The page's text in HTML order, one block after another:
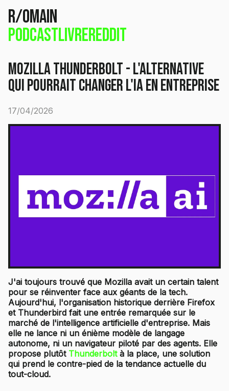
r/omain
PodcastLivreReddit
Mozilla Thunderbolt - L'alternative
qui pourrait changer l'IA en entreprise
17/04/2026
J'ai toujours trouvé que Mozilla avait un certain talent
pour se réinventer face aux géants de la tech.
Aujourd'hui, l'organisation historique derrière Firefox
et Thunderbird fait une entrée remarquée sur le
marché de l'intelligence artificielle d'entreprise. Mais
elle ne lance ni un énième modèle de langage
autonome, ni un navigateur piloté par des agents. Elle
propose plutôt Thunderboltà la place, une solution
qui prend le contre-pied de la tendance actuelle du
tout-cloud.